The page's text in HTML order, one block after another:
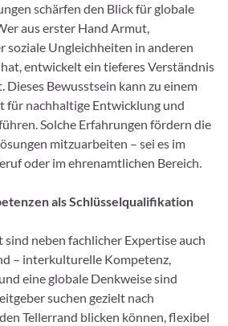
schärfen den Blick für globale
aus erster Hand Armut,
soziale Ungleichheiten in anderen
entwickelt ein tieferes Verständnis
Bewusstsein kann zu einem
für nachhaltige Entwicklung und
Solche Erfahrungen fördern die
mitzuarbeiten – sei es im
oder im ehrenamtlichen Bereich.
als Schlüsselqualifikation
neben fachlicher Expertise auch
– interkulturelle Kompetenz,
eine globale Denkweise sind
suchen gezielt nach
Tellerrand blicken können, flexibel